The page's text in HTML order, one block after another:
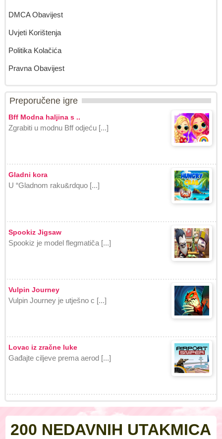
DMCA Obavijest
Uvjeti Korištenja
Politika Kolačića
Pravna Obavijest
Preporučene igre
Bff Modna haljina s ..
Zgrabiti u modnu Bff odjeću [...]
Gladni kora
U “Gladnom raku&rdquo [...]
Spookiz Jigsaw
Spookiz je model flegmatiča [...]
Vulpin Journey
Vulpin Journey je utješno c [...]
Lovac iz zračne luke
Gađajte ciljeve prema aerod [...]
200 NEDAVNIH UTAKMICA